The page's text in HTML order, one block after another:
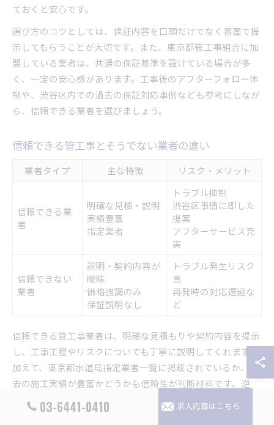
ておくと安心です。
選び方のコツとしては、保証内容を口頭だけでなく書面で提
示してもらうことが大切です。また、東京都管工事組合に加
盟している業者は、共通の保証基準を設けている場合が多
く、一定の安心感があります。工事後のアフターフォロー体
制や、渋谷区内での過去の保証対応事例なども参考にしなが
ら、信頼できる業者を選びましょう。
信頼できる管工事とそうでない業者の違い
業者タイプ 主な特徴 リスク・メリット
信頼できる業
者
明確な見積・説明
実績豊富
指定業者
トラブル抑制
渋谷区事情に即した
提案
アフターサービス充
実
信頼できない
業者
説明・契約内容が
曖昧
価格強調のみ
保証説明なし
トラブル発生リスク
高
再発時の対応遅延な
ど
信頼できる管工事業者は、明確な見積もりや契約内容を提示
し、工事工程やリスクについても丁寧に説明してくれます。
加えて、東京都水道局指定業者一覧に掲載されているか、過
去の施工実績が豊富かどうかも信頼性が判断材料です。逆
に、説明が不十分で契約内容が曖昧な業者は注意が必要で
03-6441-0410 求人応募はこちら